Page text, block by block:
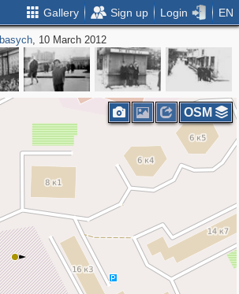
Gallery Sign up Login EN
basych, 10 March 2012
OSM